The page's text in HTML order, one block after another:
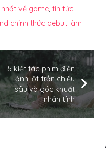
về game, tin tức
chính thức debut làm
5 kiệt tác phim điện
ảnh lột trần chiều
sâu và góc khuất
nhân tính